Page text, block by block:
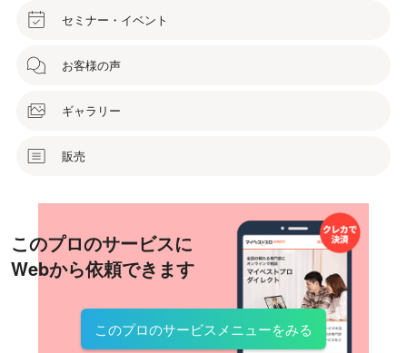
セミナー・イベント
お客様の声
ギャラリー
販売
このプロのサービスに
Webから依頼できます
このプロのサービスメニューをみる